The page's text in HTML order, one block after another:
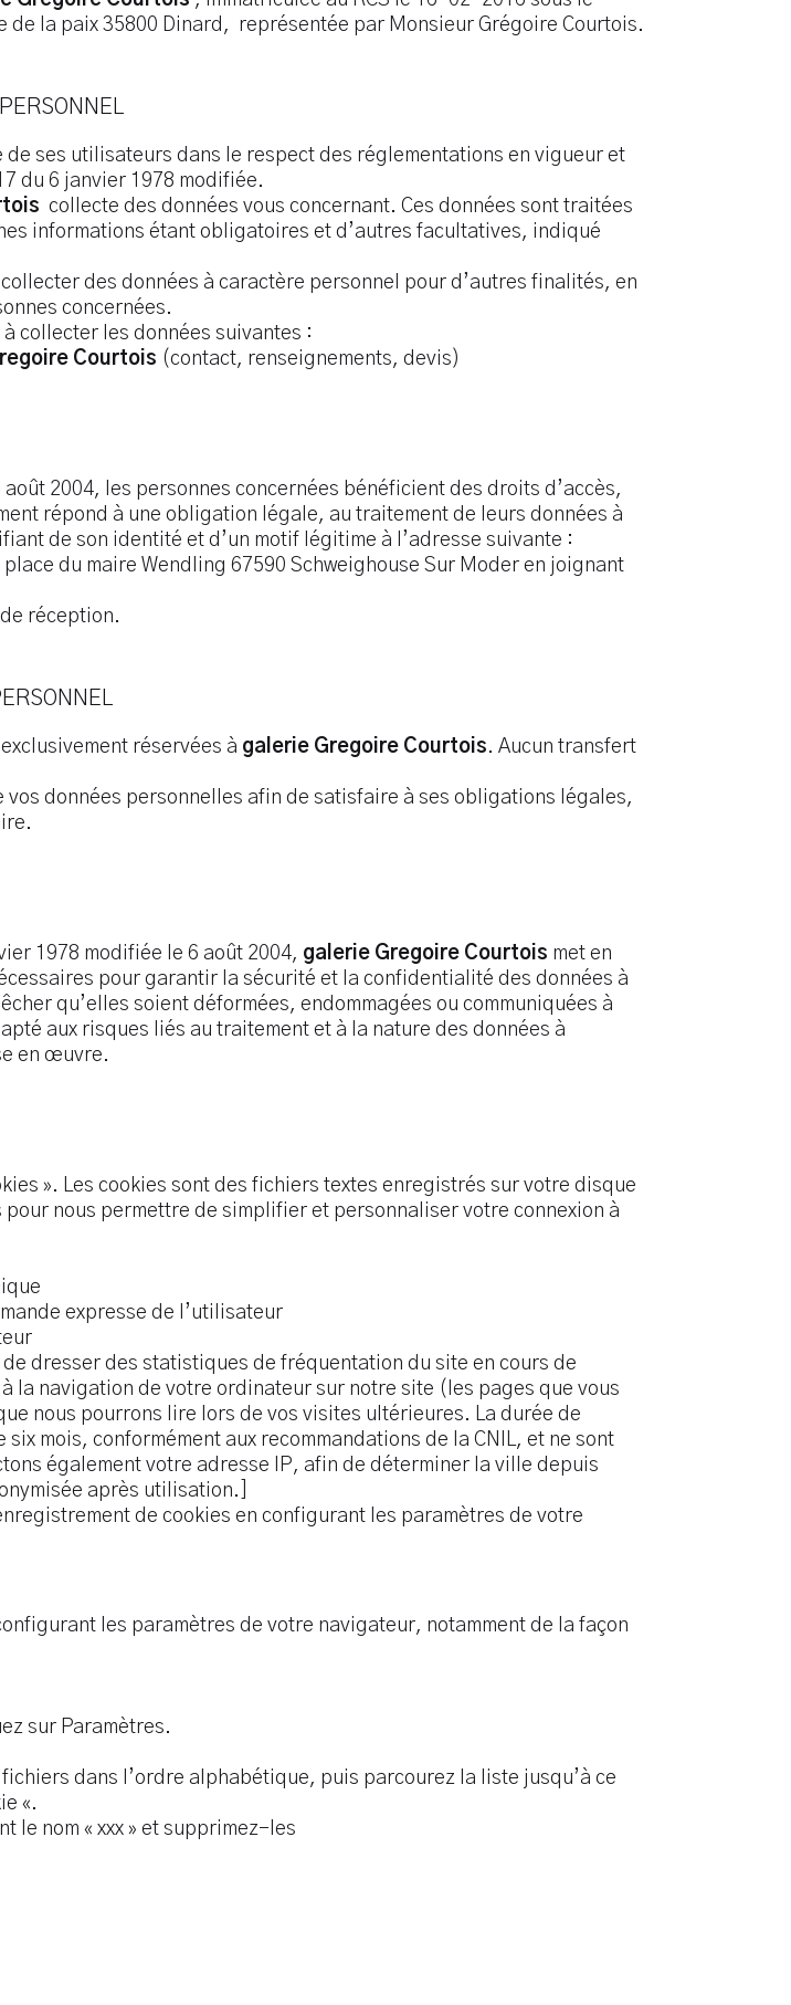
de la paix 35800 Dinard, représentée par Monsieur Grégoire Courtois.
de ses utilisateurs dans le respect des réglementations en vigueur et
du 6 janvier 1978 modifiée.
collecte des données vous concernant. Ces données sont traitées
informations étant obligatoires et d’autres facultatives, indiqué
des données à caractère personnel pour d’autres finalités, en
concernées.
collecter les données suivantes :
Courtois (contact, renseignements, devis)
2004, les personnes concernées bénéficient des droits d’accès,
répond à une obligation légale, au traitement de leurs données à
de son identité et d’un motif légitime à l’adresse suivante :
du maire Wendling 67590 Schweighouse Sur Moder en joignant
réception.
réservées à galerie Gregoire Courtois. Aucun transfert
données personnelles afin de satisfaire à ses obligations légales,
1978 modifiée le 6 août 2004, galerie Gregoire Courtois met en
pour garantir la sécurité et la confidentialité des données à
qu’elles soient déformées, endommagées ou communiquées à
aux risques liés au traitement et à la nature des données à
en œuvre.
». Les cookies sont des fichiers textes enregistrés sur votre disque
nous permettre de simplifier et personnaliser votre connexion à
expresse de l’utilisateur
dresser des statistiques de fréquentation du site en cours de
la navigation de votre ordinateur sur notre site (les pages que vous
nous pourrons lire lors de vos visites ultérieures. La durée de
mois, conformément aux recommandations de la CNIL, et ne sont
également votre adresse IP, afin de déterminer la ville depuis
après utilisation.]
de cookies en configurant les paramètres de votre
les paramètres de votre navigateur, notamment de la façon
sur Paramètres.
dans l’ordre alphabétique, puis parcourez la liste jusqu’à ce
«.
le nom « xxx » et supprimez-les